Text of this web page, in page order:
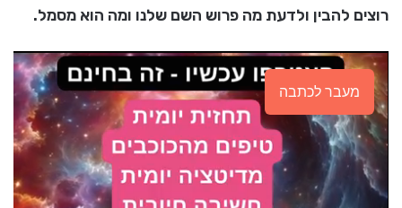
רוצים להבין ולדעת מה פרוש השם שלנו ומה הוא מסמל.
מעבר לכתבה